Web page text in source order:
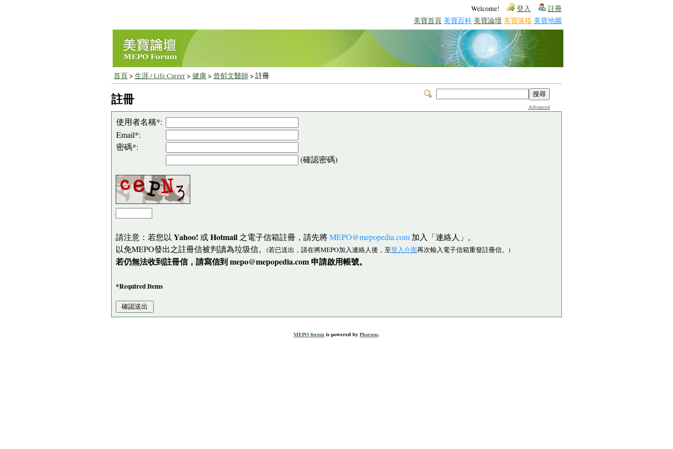
Welcome! 登入 註冊
美寶首頁 美寶百科 美寶論壇 美寶落格 美寶地圖
首頁> 生涯 / Life Career> 健康> 曾郁文醫師 > 註冊
Advanced
註冊
使用者名稱*:
Email*:
密碼*:
(確認密碼)
請注意：若您以 Yahoo! 或Hotmail 之電子信箱註冊，請先將MEPO@mepopedia.com 加入「連絡人」。
以免MEPO發出之註冊信被判讀為垃圾信。 (若已送出，請在將MEPO加入連絡人後，至登入介面再次輸入電子信箱重發註冊信。)
若仍無法收到註冊信，請寫信到 mepo@mepopedia.com 申請啟用帳號。
*Required Items
MEPO forumis powered byPhorum.